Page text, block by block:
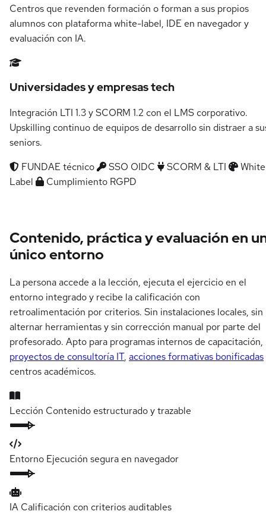
Centros que revenden formación o forman a sus propios
alumnos con plataforma white-label, IDE en navegador y
evaluación con IA.
Universidades y empresas tech
Integración LTI 1.3 y SCORM 1.2 con el LMS corporativo.
Upskilling continuo de equipos de desarrollo sin distraer a
seniors.
FUNDAE técnico
SSO OIDC SCORM & LTI
White
Label
Cumplimiento RGPD
Contenido, práctica y evaluación en
único entorno
La persona accede a la lección, ejecuta el ejercicio en el
entorno integrado y recibe la calificación con
retroalimentación por criterios. Sin instalaciones locales, sin
alternar herramientas y sin corrección manual por parte del
profesorado. Apto para programas internos de capacitación,
proyectos de consultoría IT, acciones formativas bonificadas
centros académicos.
Lección Contenido estructurado y trazable
Entorno Ejecución segura en navegador
IA Calificación con criterios auditables